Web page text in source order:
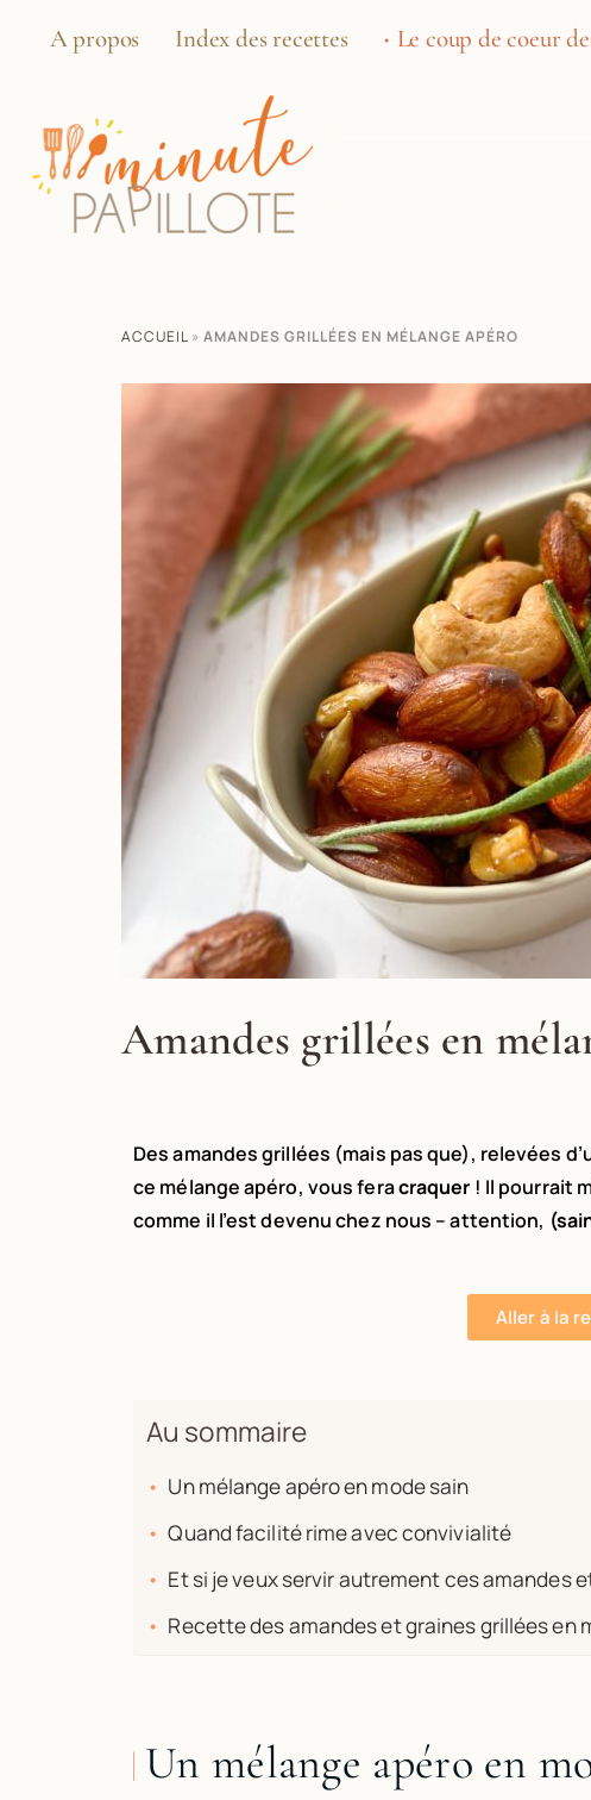
A propos Index des recettes Le coup de coeur
ACCUEIL » AMANDES GRILLÉES EN MÉLANGE APÉRO
Amandes grillées en
Des amandes grillées (mais pas que), relevées
ce mélange apéro, vous feracraquer ! Il pourrait
comme il l’est devenu chez nous – attention,
Aller à la
Au sommaire
Un mélange apéro en mode sain
Quand facilité rime avec convivialité
Et si je veux servir autrement ces amandes
Recette des amandes et graines grillées en
Un mélange apéro en